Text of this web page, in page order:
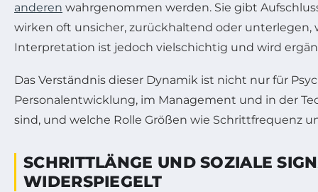
anderen wahrgenommen werden. Sie gibt
wirken oft unsicher, zurückhaltend oder
Interpretation ist jedoch vielschichtig und wird
Das Verständnis dieser Dynamik ist nicht nur für
Personalentwicklung, im Management und in der
sind, und welche Rolle Größen wie Schrittfrequenz
SCHRITTLÄNGE UND SOZIALE
WIDERSPIEGELT